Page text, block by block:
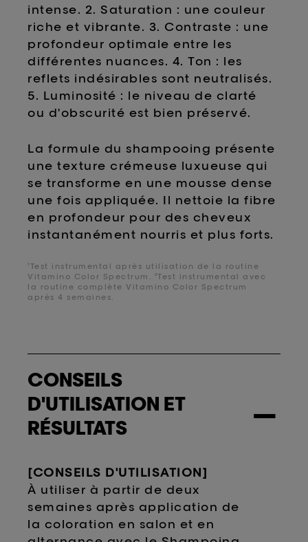
intense. 2. Saturation : une couleur
riche et vibrante. 3. Contraste : une
profondeur optimale entre les
différentes nuances. 4. Ton : les
reflets indésirables sont neutralisés.
5. Luminosité : le niveau de clarté
ou d'obscurité est bien préservé.
La formule du shampooing présente
une texture crémeuse luxueuse qui
se transforme en une mousse dense
une fois appliquée. Il nettoie la fibre
en profondeur pour des cheveux
instantanément nourris et plus forts.
¹Test instrumental après utilisation de la routine
Vitamino Color Spectrum. ²Test instrumental avec
la routine complète Vitamino Color Spectrum
après 4 semaines.
CONSEILS
D'UTILISATION ET
RÉSULTATS
−
[CONSEILS D'UTILISATION]
À utiliser à partir de deux
semaines après application de
la coloration en salon et en